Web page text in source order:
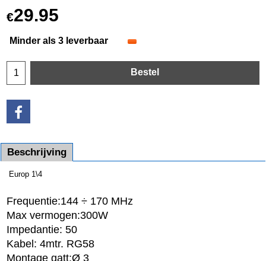
€29.95
Minder als 3 leverbaar
Bestel
Beschrijving
Europ 1\4
Frequentie:144 ÷ 170 MHz
Max vermogen:300W
Impedantie: 50
Kabel: 4mtr. RG58
Montage gatt:Ø 3